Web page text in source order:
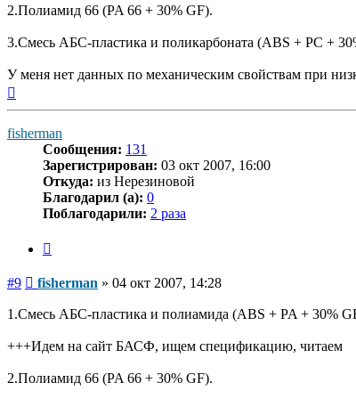
2.Полиамид 66 (PA 66 + 30% GF).
3.Смесь АБС-пластика и поликарбоната (ABS + PC +
У меня нет данных по механическим свойствам при
fisherman
Сообщения: 131
Зарегистрирован: 03 окт 2007, 16:00
Откуда: из Нерезиновой
Благодарил (а): 0
Поблагодарили: 2 раза
#9 Сообщение
fisherman » 04 окт 2007, 14:28
1.Смесь АБС-пластика и полиамида (ABS + PA + 30%
+++Идем на сайт БАСФ, ищем спецификацию, читаем
2.Полиамид 66 (PA 66 + 30% GF).